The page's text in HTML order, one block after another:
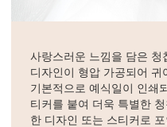
사랑스러운 느낌을 담은 청
디자인이 형압 가공되어
기본적으로 예식일이 인쇄
티커를 붙여 더욱 특별한
한 디자인 또는 스티커로